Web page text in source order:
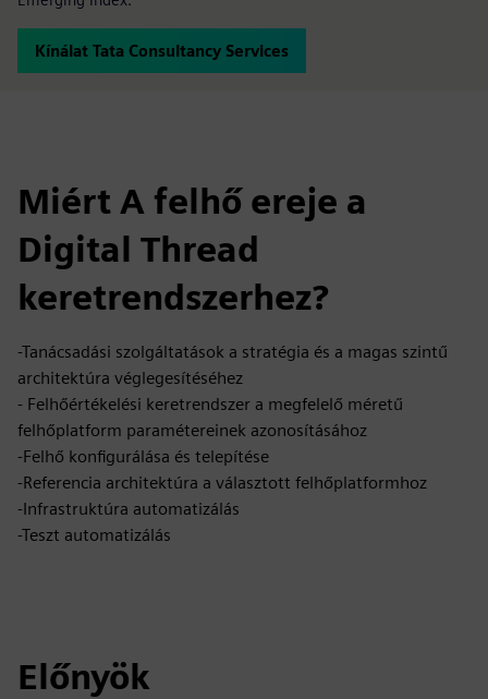
Kínálat Tata Consultancy Services
Miért A felhő ereje a
Digital Thread
keretrendszerhez?
-Tanácsadási szolgáltatások a stratégia és a magas szintű
architektúra véglegesítéséhez
- Felhőértékelési keretrendszer a megfelelő méretű
felhőplatform paramétereinek azonosításához
-Felhő konfigurálása és telepítése
-Referencia architektúra a választott felhőplatformhoz
-Infrastruktúra automatizálás
-Teszt automatizálás
Előnyök